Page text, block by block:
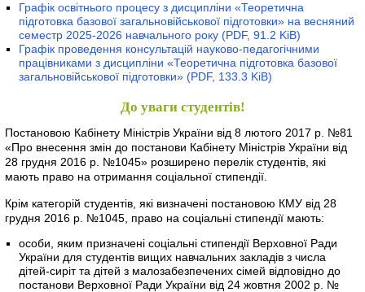
Графік освітнього процесу з дисципліни «Теоретична
підготовка базової загальновійськової підготовки» на весняний
семестр 2025-2026 навчального року (PDF, 91.2 KiB)
Графік проведення консультацій науково-педагогічними
працівниками з дисципліни «Теоретична підготовка базової
загальновійськової підготовки» (PDF, 133.3 KiB)
До уваги студентів!
Постановою Кабінету Міністрів України від 8 лютого 2017 р. №81
«Про внесення змін до постанови Кабінету Міністрів України від
28 грудня 2016 р. №1045» розширено перелік студентів, які
мають право на отримання соціальної стипендії.
Крім категорій студентів, які визначені постановою КМУ від 28
грудня 2016 р. №1045, право на соціальні стипендії мають:
особи, яким призначені соціальні стипендії Верховної Ради
України для студентів вищих навчальних закладів з числа
дітей-сиріт та дітей з малозабезпечених сімей відповідно до
постанови Верховної Ради України від 24 жовтня 2002 р. №